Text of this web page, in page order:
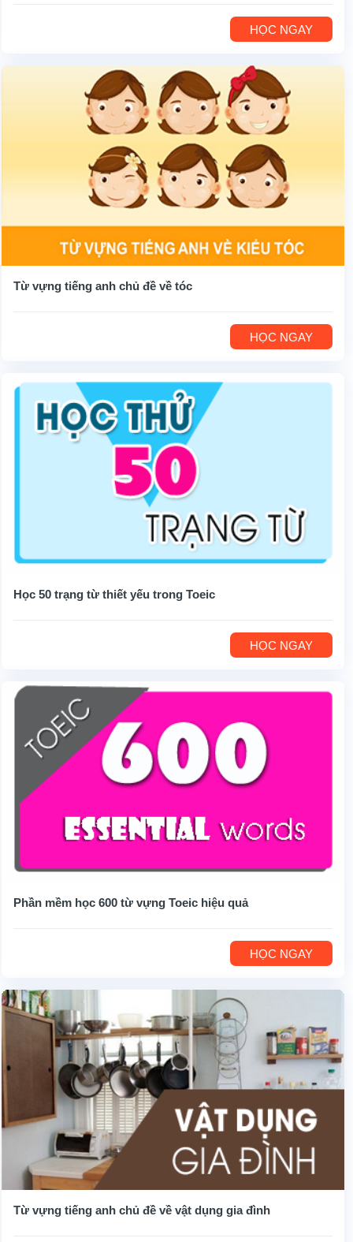
HỌC NGAY
Từ vựng tiếng anh chủ đề về tóc
HỌC NGAY
Học 50 trạng từ thiết yếu trong Toeic
HỌC NGAY
Phần mềm học 600 từ vựng Toeic hiệu quả
HỌC NGAY
Từ vựng tiếng anh chủ đề về vật dụng gia đình